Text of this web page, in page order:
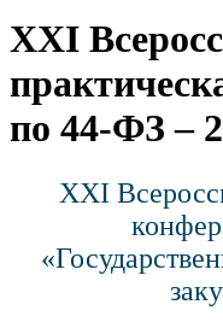
XXI
по 44-ФЗ –
XXI